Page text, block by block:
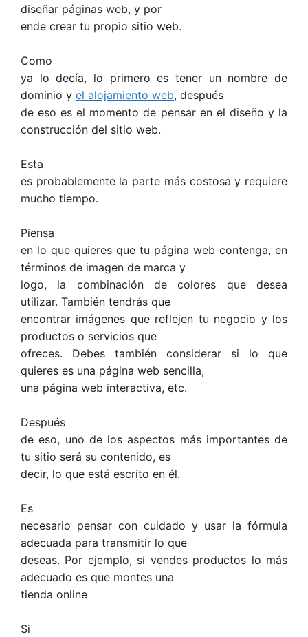
diseñar páginas web, y por
ende crear tu propio sitio web.
Como
ya lo decía, lo primero es tener un nombre de
dominio y el alojamiento web, después
de eso es el momento de pensar en el diseño y la
construcción del sitio web.
Esta
es probablemente la parte más costosa y requiere
mucho tiempo.
Piensa
en lo que quieres que tu página web contenga, en
términos de imagen de marca y
logo, la combinación de colores que desea
utilizar. También tendrás que
encontrar imágenes que reflejen tu negocio y los
productos o servicios que
ofreces. Debes también considerar si lo que
quieres es una página web sencilla,
una página web interactiva, etc.
Después
de eso, uno de los aspectos más importantes de
tu sitio será su contenido, es
decir, lo que está escrito en él.
Es
necesario pensar con cuidado y usar la fórmula
adecuada para transmitir lo que
deseas. Por ejemplo, si vendes productos lo más
adecuado es que montes una
tienda online
Si